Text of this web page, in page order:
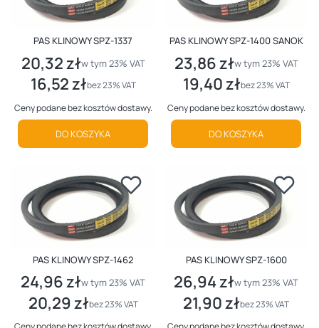
PAS KLINOWY SPZ-1337
Cena brutto
20,32 złw tym %s VAT
w tym23% VAT
Cena netto
16,52 złbez 23% VAT
Ceny podane bez kosztów dostawy.
DO KOSZYKA
PAS KLINOWY SPZ-1400 SANOK
Cena brutto
23,86 złw tym %s VAT
w tym23% VAT
Cena netto
19,40 złbez 23% VAT
Ceny podane bez kosztów dostawy.
DO KOSZYKA
PAS KLINOWY SPZ-1462
Cena brutto
24,96 złw tym %s VAT
w tym23% VAT
Cena netto
20,29 złbez 23% VAT
PAS KLINOWY SPZ-1600
Cena brutto
26,94 złw tym %s VAT
w tym23% VAT
Cena netto
21,90 złbez 23% VAT